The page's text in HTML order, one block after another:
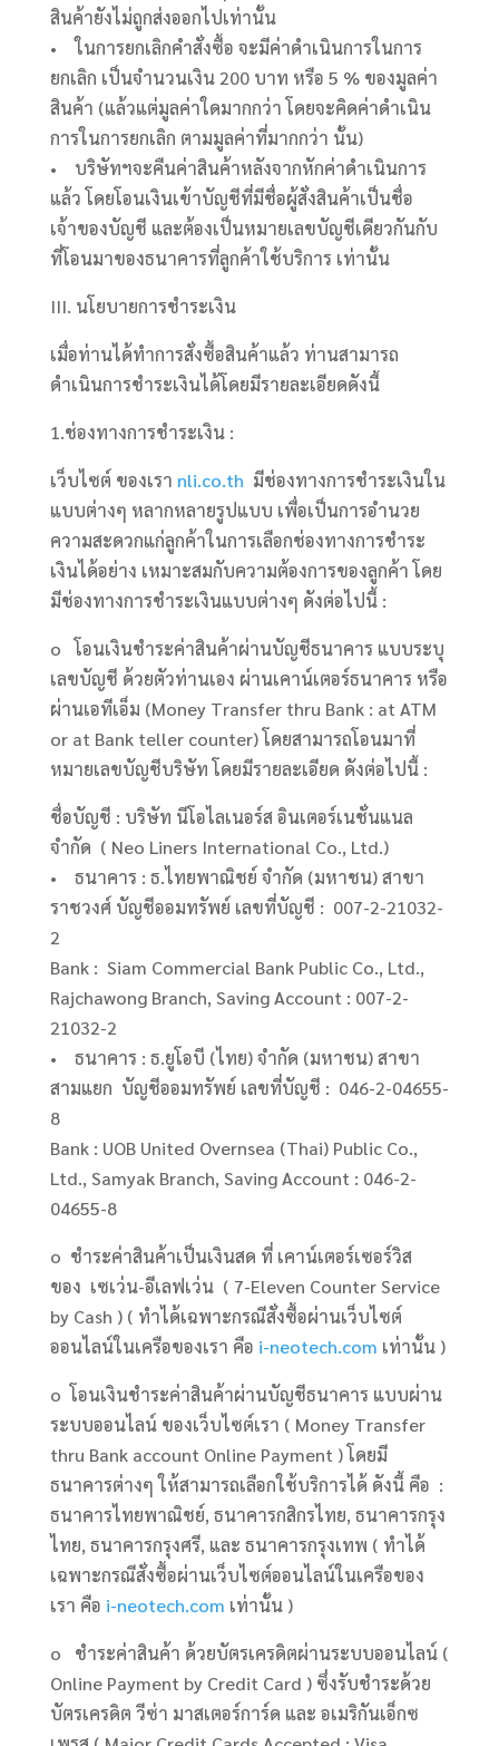
สินค้ายังไม่ถูกส่งออกไปเท่านั้น
• ในการยกเลิกคำสั่งซื้อ จะมีค่าดำเนินการในการ
ยกเลิก เป็นจำนวนเงิน 200 บาท หรือ 5 % ของมูลค่า
สินค้า (แล้วแต่มูลค่าใดมากกว่า โดยจะคิดค่าดำเนิน
การในการยกเลิก ตามมูลค่าที่มากกว่า นั้น)
• บริษัทฯจะคืนค่าสินค้าหลังจากหักค่าดำเนินการ
แล้ว โดยโอนเงินเข้าบัญชีที่มีชื่อผู้สั่งสินค้าเป็นชื่อ
เจ้าของบัญชี และต้องเป็นหมายเลขบัญชีเดียวกันกับ
ที่โอนมาของธนาคารที่ลูกค้าใช้บริการ เท่านั้น
III. นโยบายการชำระเงิน
เมื่อท่านได้ทำการสั่งซื้อสินค้าแล้ว ท่านสามารถ
ดำเนินการชำระเงินได้โดยมีรายละเอียดดังนี้
1.ช่องทางการชำระเงิน :
เว็บไซต์ ของเรา nli.co.th มีช่องทางการชำระเงินใน
แบบต่างๆ หลากหลายรูปแบบ เพื่อเป็นการอำนวย
ความสะดวกแก่ลูกค้าในการเลือกช่องทางการชำระ
เงินได้อย่าง เหมาะสมกับความต้องการของลูกค้า โดย
มีช่องทางการชำระเงินแบบต่างๆ ดังต่อไปนี้ :
o โอนเงินชำระค่าสินค้าผ่านบัญชีธนาคาร แบบระบุ
เลขบัญชี ด้วยตัวท่านเอง ผ่านเคาน์เตอร์ธนาคาร หรือ
ผ่านเอทีเอ็ม (Money Transfer thru Bank : at ATM
or at Bank teller counter) โดยสามารถโอนมาที่
หมายเลขบัญชีบริษัท โดยมีรายละเอียด ดังต่อไปนี้ :
ชื่อบัญชี : บริษัท นีโอไลเนอร์ส อินเตอร์เนชั่นแนล
จำกัด ( Neo Liners International Co., Ltd.)
• ธนาคาร : ธ.ไทยพาณิชย์ จำกัด (มหาชน) สาขา
ราชวงศ์ บัญชีออมทรัพย์ เลขที่บัญชี : 007-2-21032-
2
Bank : Siam Commercial Bank Public Co., Ltd.,
Rajchawong Branch, Saving Account : 007-2-
21032-2
• ธนาคาร : ธ.ยูโอบี (ไทย) จำกัด (มหาชน) สาขา
สามแยก บัญชีออมทรัพย์ เลขที่บัญชี : 046-2-04655-
8
Bank : UOB United Overnsea (Thai) Public Co.,
Ltd., Samyak Branch, Saving Account : 046-2-
04655-8
o ชำระค่าสินค้าเป็นเงินสด ที่ เคาน์เตอร์เซอร์วิส
ของ เซเว่น-อีเลฟเว่น ( 7-Eleven Counter Service
by Cash ) ( ทำได้เฉพาะกรณีสั่งซื้อผ่านเว็บไซต์
ออนไลน์ในเครือของเรา คือ i-neotech.com เท่านั้น )
o โอนเงินชำระค่าสินค้าผ่านบัญชีธนาคาร แบบผ่าน
ระบบออนไลน์ ของเว็บไซต์เรา ( Money Transfer
thru Bank account Online Payment ) โดยมี
ธนาคารต่างๆ ให้สามารถเลือกใช้บริการได้ ดังนี้ คือ :
ธนาคารไทยพาณิชย์, ธนาคารกสิกรไทย, ธนาคารกรุง
ไทย, ธนาคารกรุงศรี, และ ธนาคารกรุงเทพ ( ทำได้
เฉพาะกรณีสั่งซื้อผ่านเว็บไซต์ออนไลน์ในเครือของ
เรา คือ i-neotech.com เท่านั้น )
o ชำระค่าสินค้า ด้วยบัตรเครดิตผ่านระบบออนไลน์ (
Online Payment by Credit Card ) ซึ่งรับชำระด้วย
บัตรเครดิต วีซ่า มาสเตอร์การ์ด และ อเมริกันเอ็กซ